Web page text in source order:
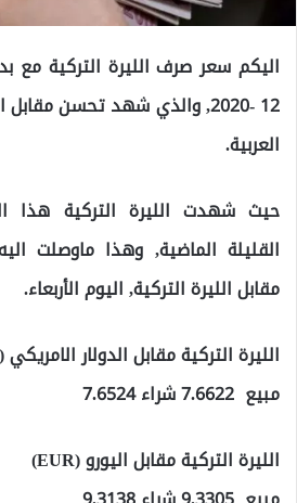
12 -2020, والذي شهد تحسن
العربية.
حيث شهدت الليرة التركية هذا
القليلة الماضية, وهذا ماوصلت
مقابل الليرة التركية, اليوم الأربعاء.
الليرة التركية مقابل الدولار الامريكي (USD)
مبيع 7.6622 شراء 7.6524
الليرة التركية مقابل اليورو (EUR)